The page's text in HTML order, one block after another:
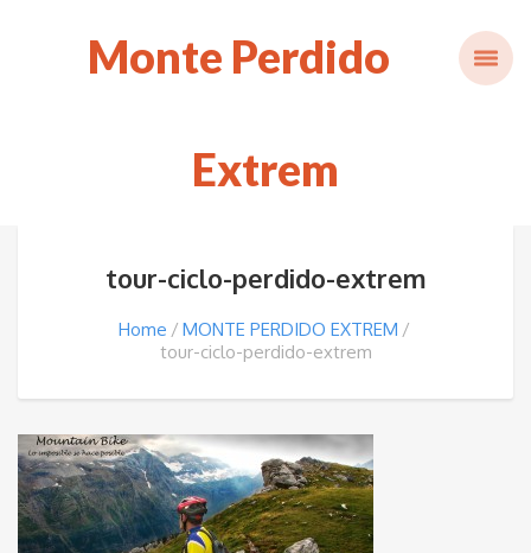
Monte Perdido
Extrem
tour-ciclo-perdido-extrem
Home
MONTE PERDIDO EXTREM
tour-ciclo-perdido-extrem